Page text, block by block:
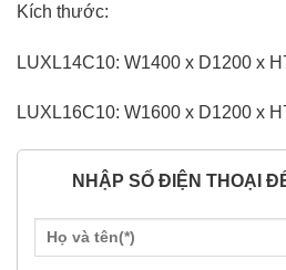
Kích thước:
LUXL14C10: W1400 x D1200 x
LUXL16C10: W1600 x D1200 x
NHẬP SỐ ĐIỆN THOẠI